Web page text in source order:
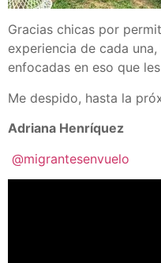
Gracias chicas por
experiencia de cada
enfocadas en eso que
Me despido, hasta la
Adriana Henríquez
@migrantesenvuelo